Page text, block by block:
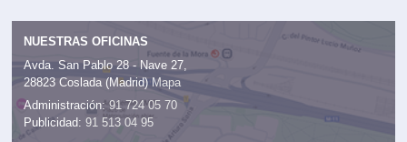
NUESTRAS OFICINAS
Avda. San Pablo 28 - Nave 27,
28823 Coslada (Madrid) Mapa
Administración: 91 724 05 70
Publicidad: 91 513 04 95